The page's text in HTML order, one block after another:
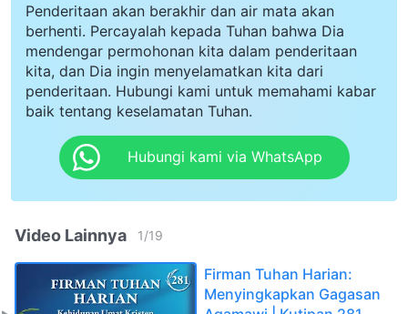
Penderitaan akan berakhir dan air mata akan
berhenti. Percayalah kepada Tuhan bahwa Dia
mendengar permohonan kita dalam penderitaan
kita, dan Dia ingin menyelamatkan kita dari
penderitaan. Hubungi kami untuk memahami kabar
baik tentang keselamatan Tuhan.
Hubungi kami via WhatsApp
Video Lainnya 1/19
Firman Tuhan Harian:
Menyingkapkan Gagasan